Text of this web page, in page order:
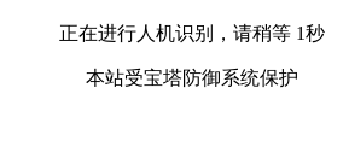
正在进行人机识别，请稍等 1秒
本站受宝塔防御系统保护